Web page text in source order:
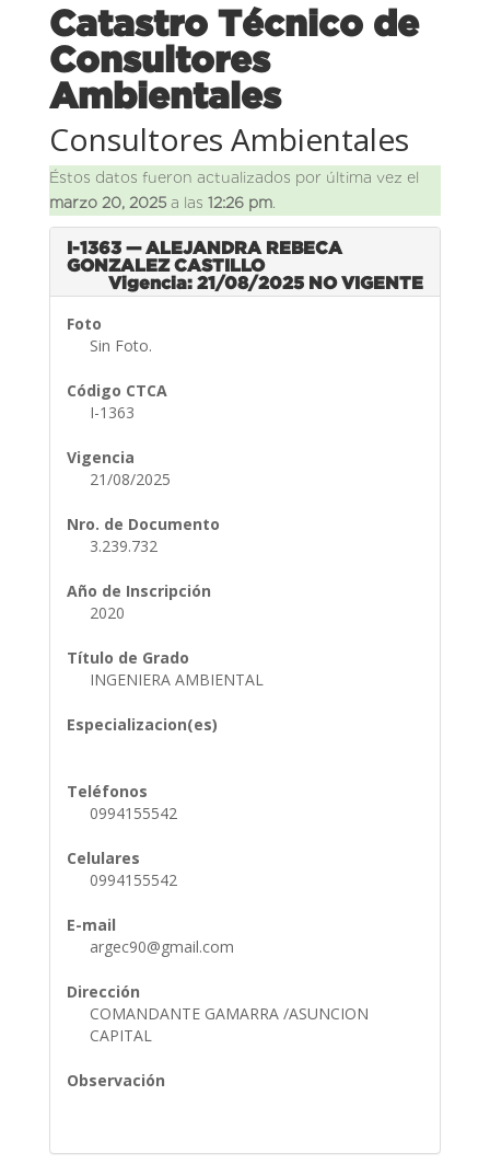
Catastro Técnico de
Consultores
Ambientales
Consultores Ambientales
Éstos datos fueron actualizados por última vez el
marzo 20, 2025a las 12:26 pm.
I-1363 — ALEJANDRA REBECA
GONZALEZ CASTILLO
Vigencia: 21/08/2025 NO VIGENTE
Foto
Sin Foto.
Código CTCA
I-1363
Vigencia
21/08/2025
Nro. de Documento
3.239.732
Año de Inscripción
2020
Título de Grado
INGENIERA AMBIENTAL
Especializacion(es)
Teléfonos
0994155542
Celulares
0994155542
E-mail
argec90@gmail.com
Dirección
COMANDANTE GAMARRA /ASUNCION
CAPITAL
Observación